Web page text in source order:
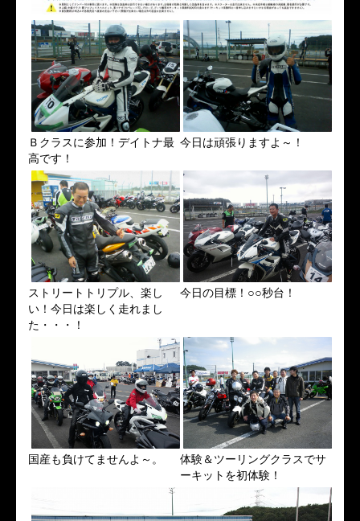
Ｂクラスに参加！デイトナ最
高です！
今日は頑張りますよ～！
ストリートトリプル、楽し
い！今日は楽しく走れまし
た・・・！
今日の目標！○○秒台！
国産も負けてませんよ～。
体験＆ツーリングクラスでサ
ーキットを初体験！